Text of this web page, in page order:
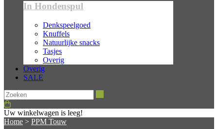
In Hondenspul
Denkspeelgoed
Knuffels
Natuurlijke snacks
Tasjes
Overig
Overig
SALE
Uw winkelwagen is leeg!
Home > PPM Touw